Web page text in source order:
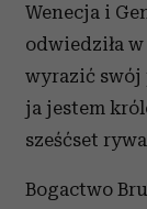
Wenecja i
odwiedziła
wyrazić swój
ja jestem
sześćset
Bogactwo